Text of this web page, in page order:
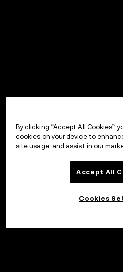
By clicking “Accept All Cookies”,
cookies on your device to
site usage, and assist in our
Accept All
Cookies